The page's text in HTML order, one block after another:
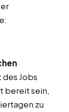
des Jobs
bereit sein,
zu